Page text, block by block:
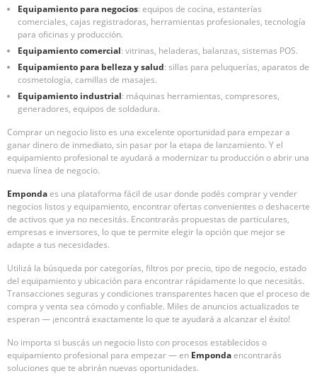
Equipamiento para negocios: equipos de cocina, estanterías
comerciales, cajas registradoras, herramientas profesionales, tecnología
para oficinas y producción.
Equipamiento comercial: vitrinas, heladeras, balanzas, sistemas POS.
Equipamiento para belleza y salud: sillas para peluquerías, aparatos de
cosmetología, camillas de masajes.
Equipamiento industrial: máquinas herramientas, compresores,
generadores, equipos de soldadura.
Comprar un negocio listo es una excelente oportunidad para empezar a
ganar dinero de inmediato, sin pasar por la etapa de lanzamiento. Y el
equipamiento profesional te ayudará a modernizar tu producción o abrir una
nueva línea de negocio.
Empondaes una plataforma fácil de usar donde podés comprar y vender
negocios listos y equipamiento, encontrar ofertas convenientes o deshacerte
de activos que ya no necesitás. Encontrarás propuestas de particulares,
empresas e inversores, lo que te permite elegir la opción que mejor se
adapte a tus necesidades.
Utilizá la búsqueda por categorías, filtros por precio, tipo de negocio, estado
del equipamiento y ubicación para encontrar rápidamente lo que necesitás.
Transacciones seguras y condiciones transparentes hacen que el proceso de
compra y venta sea cómodo y confiable. Miles de anuncios actualizados te
esperan — ¡encontrá exactamente lo que te ayudará a alcanzar el éxito!
No importa si buscás un negocio listo con procesos establecidos o
equipamiento profesional para empezar — en Empondaencontrarás
soluciones que te abrirán nuevas oportunidades.